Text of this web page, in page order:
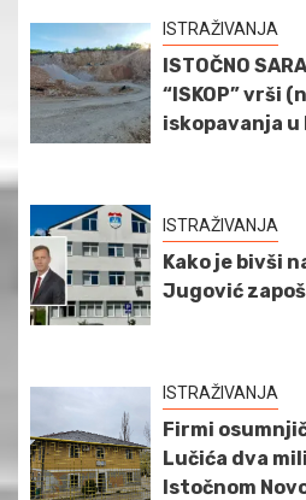
ISTRAŽIVANJA
ISTOČNO
“ISKOP” vrši
iskopavanja u
ISTRAŽIVANJA
Kako je bivši
Jugović
ISTRAŽIVANJA
Firmi
Lučića dva
Istočnom